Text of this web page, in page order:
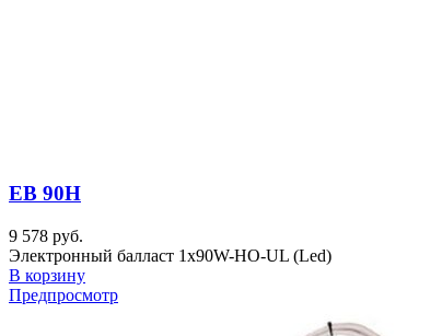
EB 90H
9 578 руб.
Электронный балласт 1x90W-HO-UL (Led)
В корзину
Предпросмотр